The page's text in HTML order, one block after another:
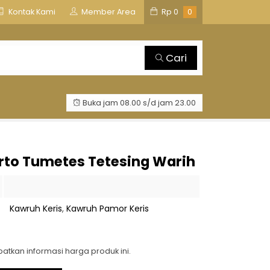
Kontak Kami Member Area Rp 0 0
TOSAN AJI GROUP
Cari
Buka jam 08.00 s/d jam 23.00
Tumetes Tetesing Warih
Kawruh Keris, Kawruh Pamor Keris
informasi harga produk ini.